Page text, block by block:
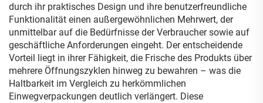
durch ihr praktisches Design und ihre benutzerfreundliche
Funktionalität einen außergewöhnlichen Mehrwert, der
unmittelbar auf die Bedürfnisse der Verbraucher sowie auf
geschäftliche Anforderungen eingeht. Der entscheidende
Vorteil liegt in ihrer Fähigkeit, die Frische des Produkts über
mehrere Öffnungszyklen hinweg zu bewahren – was die
Haltbarkeit im Vergleich zu herkömmlichen
Einwegverpackungen deutlich verlängert. Diese